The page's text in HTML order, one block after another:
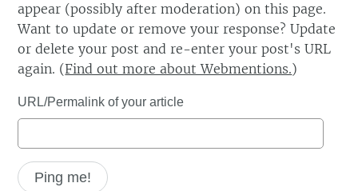
appear (possibly after moderation) on this page.
Want to update or remove your response? Update
or delete your post and re-enter your post's URL
again. (Find out more about Webmentions.)
URL/Permalink of your article